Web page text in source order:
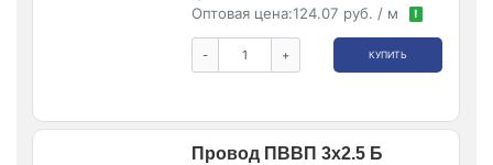
Оптовая цена:124.07 руб. / м !
- + КУПИТЬ
Провод ПВВП 3х2.5 Б